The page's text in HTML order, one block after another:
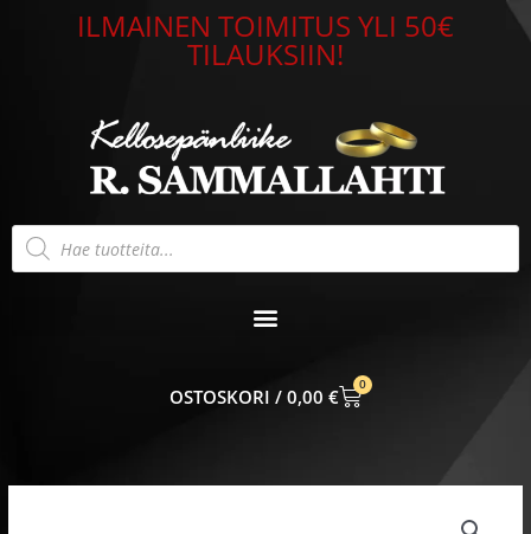
ILMAINEN TOIMITUS YLI 50€
TILAUKSIIN!
Products
search
0,00 €
0
CART